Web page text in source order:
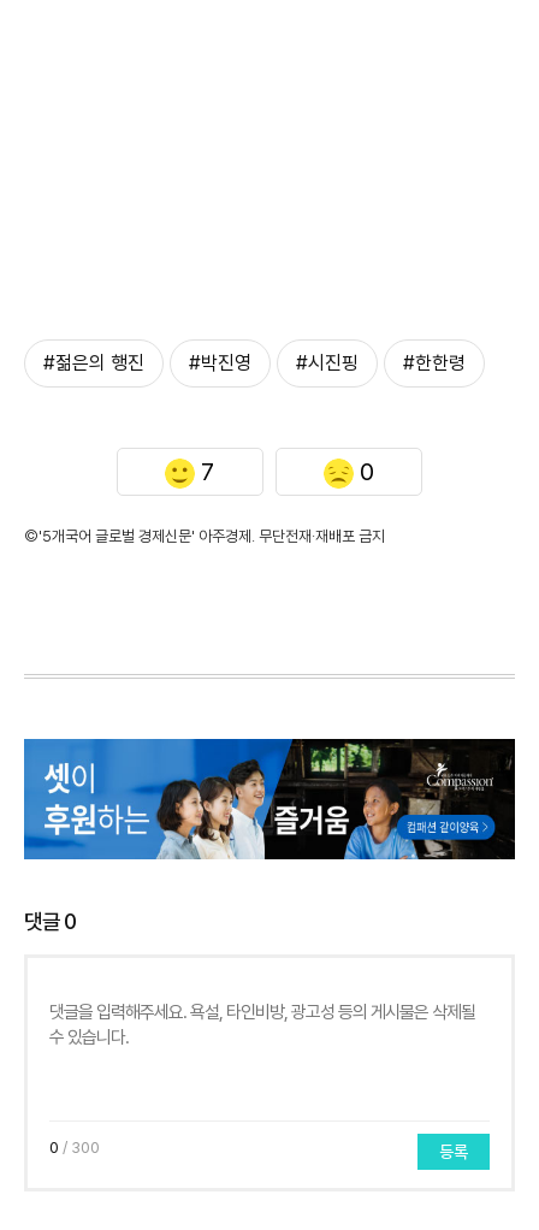
#젊은의 행진 #박진영 #시진핑 #한한령
7 0
©'5개국어 글로벌 경제신문' 아주경제. 무단전재·재배포 금지
댓글0
0 / 300 등록